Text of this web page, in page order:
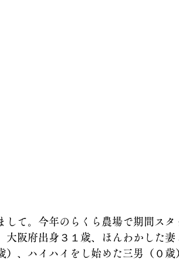
して。今年のらくら農場で期間ス
大阪府出身３１歳、ほんわかした
）、ハイハイをし始めた三男（０